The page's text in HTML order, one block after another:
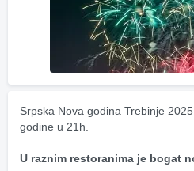
Srpska Nova godina Trebinje
godine u 21h.
U raznim restoranima je bogat